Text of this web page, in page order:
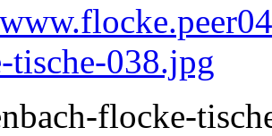
tische-038.jpg
flocke-